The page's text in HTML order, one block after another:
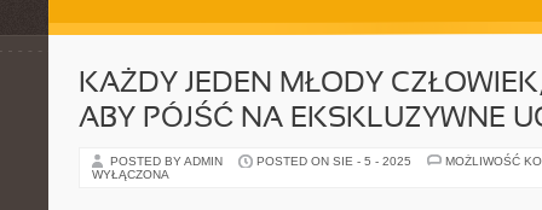
KAŻDY JEDEN MŁODY
ABY PÓJŚĆ NA EKSKLUZYWNE
POSTED BY ADMIN POSTED ON SIE - 5 - 2025
MOŻLIWOŚĆ
WYŁĄCZONA